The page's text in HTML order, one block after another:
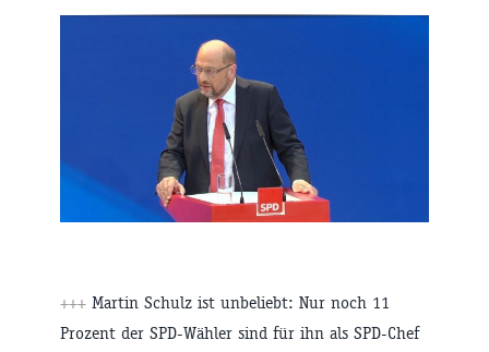
+++ Martin Schulz ist unbeliebt: Nur noch 11
Prozent der SPD-Wähler sind für ihn als SPD-Chef